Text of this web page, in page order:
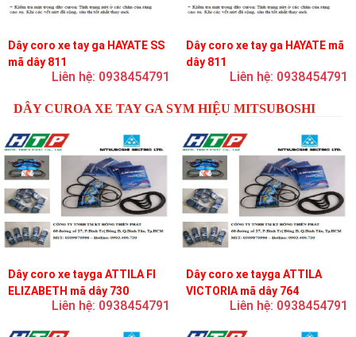
Dây coro xe tay ga HAYATE SS
mã dây 811
Liên hệ: 0938454791
Dây coro xe tay ga HAYATE mã
dây 811
Liên hệ: 0938454791
DÂY CUROA XE TAY GA SYM HIỆU MITSUBOSHI
Dây coro xe tayga ATTILA FI
ELIZABETH mã dây 730
Liên hệ: 0938454791
Dây coro xe tayga ATTILA
VICTORIA mã dây 764
Liên hệ: 0938454791